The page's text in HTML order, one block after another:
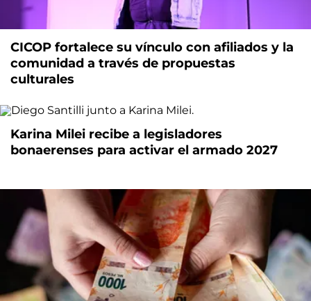
CICOP fortalece su vínculo con afiliados y la
comunidad a través de propuestas
culturales
Karina Milei recibe a legisladores
bonaerenses para activar el armado 2027